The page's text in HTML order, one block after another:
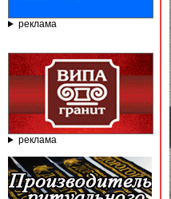
реклама
реклама